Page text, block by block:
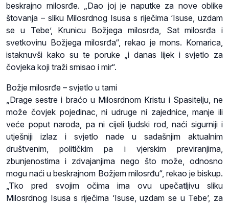
beskrajno milosrđe. „Dao joj je naputke za nove oblike
štovanja – sliku Milosrdnog Isusa s riječima ‘Isuse, uzdam
se u Tebe’, Krunicu Božjega milosrđa, Sat milosrđa i
svetkovinu Božjega milosrđa“, rekao je mons. Komarica,
istaknuvši kako su te poruke „i danas lijek i svjetlo za
čovjeka koji traži smisao i mir“.
Božje milosrđe – svjetlo u tami
„Drage sestre i braćo u Milosrdnom Kristu i Spasitelju, ne
može čovjek pojedinac, ni udruge ni zajednice, manje ili
veće poput naroda, pa ni cijeli ljudski rod, naći sigurniji i
utješniji izlaz i svjetlo nade u sadašnjim aktualnim
društvenim, političkim pa i vjerskim previranjima,
zbunjenostima i zdvajanjima nego što može, odnosno
mogu naći u beskrajnom Božjem milosrđu“, rekao je biskup.
„Tko pred svojim očima ima ovu upečatljivu sliku
Milosrdnog Isusa s riječima ‘Isuse, uzdam se u Tebe’, za